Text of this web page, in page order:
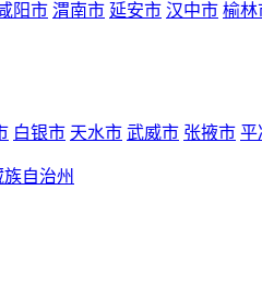
阳市 渭南市 延安市 汉中市 榆林
白银市 天水市 武威市 张掖市 平
自治州